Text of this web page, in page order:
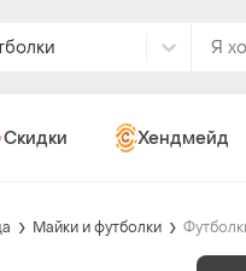
Скидки Хендмейд
Майки и футболки